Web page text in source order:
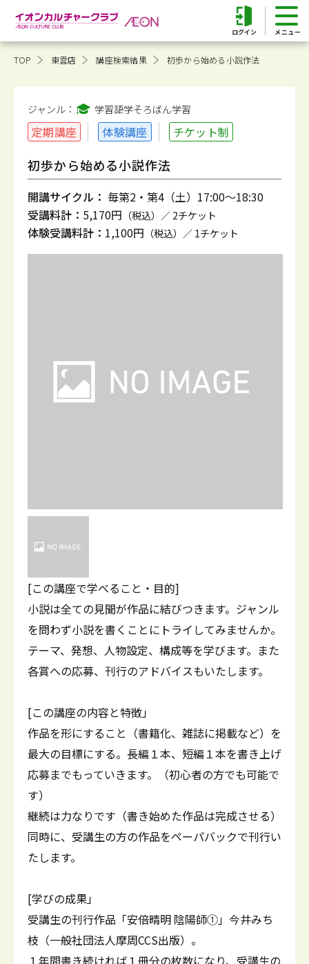
ログイン
TOP 東雲店 講座検索結果 初歩から始める小説作法
ジャンル： 学習語学そろばん学習
定期講座 体験講座 チケット制
初歩から始める小説作法
開講サイクル： 毎第2・第4（土）17:00～18:30
受講料計： 5,170円 （税込）／ 2チケット
体験受講料計： 1,100円 （税込）／ 1チケット
[この講座で学べること・目的]
小説は全ての見聞が作品に結びつきます。ジャンル
を問わず小説を書くことにトライしてみませんか。
テーマ、発想、人物設定、構成等を学びます。また
各賞への応募、刊行のアドバイスもいたします。
[この講座の内容と特徴」
作品を形にすること（書籍化、雑誌に掲載など）を
最大の目標にする。長編１本、短編１本を書き上げ
応募までもっていきます。（初心者の方でも可能で
す）
継続は力なりです（書き始めた作品は完成させる）
同時に、受講生の方の作品をペーパバックで刊行い
たします。
[学びの成果」
受講生の刊行作品「安倍晴明 陰陽師①」今井みち
枝（一般社団法人摩周CCS出版）。
１年間書き続ければ１冊分の枚数になり、受講生の